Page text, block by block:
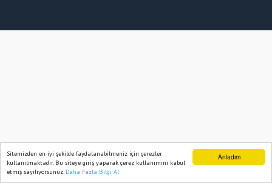
Anladım
Sitemizden en iyi şekilde faydalanabilmeniz için çerezler
kullanılmaktadır. Bu siteye giriş yaparak çerez kullanımını kabul
etmiş sayılıyorsunuz. Daha Fazla Bilgi Al
Ana Sayfa Web TV